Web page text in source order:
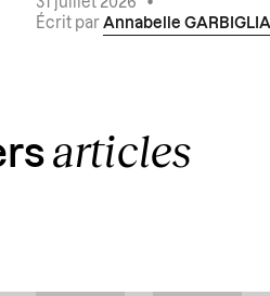
31 juillet 2026
•
Écrit par Annabelle GARBIGLIA
articles